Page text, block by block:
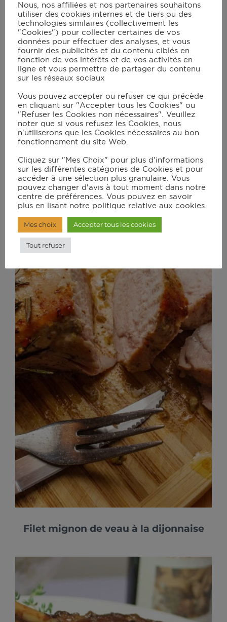
Lotte et fruits de mer en cocotte
Filet mignon de veau à la dijonnaise
Nous, nos affiliées et nos partenaires souhaitons
utiliser des cookies internes et de tiers ou des
technologies similaires (collectivement les
"Cookies") pour collecter certaines de vos
données pour effectuer des analyses, et vous
fournir des publicités et du contenu ciblés en
fonction de vos intérêts et de vos activités en
ligne et vous permettre de partager du contenu
sur les réseaux sociaux
Vous pouvez accepter ou refuser ce qui précède
en cliquant sur "Accepter tous les Cookies" ou
"Refuser les Cookies non nécessaires". Veuillez
noter que si vous refusez les Cookies, nous
n'utiliserons que les Cookies nécessaires au bon
fonctionnement du site Web.
Cliquez sur "Mes Choix" pour plus d'informations
sur les différentes catégories de Cookies et pour
accéder à une sélection plus granulaire. Vous
pouvez changer d'avis à tout moment dans notre
centre de préférences. Vous pouvez en savoir
plus en lisant notre politique relative aux cookies.
Mes choix Accepter tous les cookies
Tout refuser